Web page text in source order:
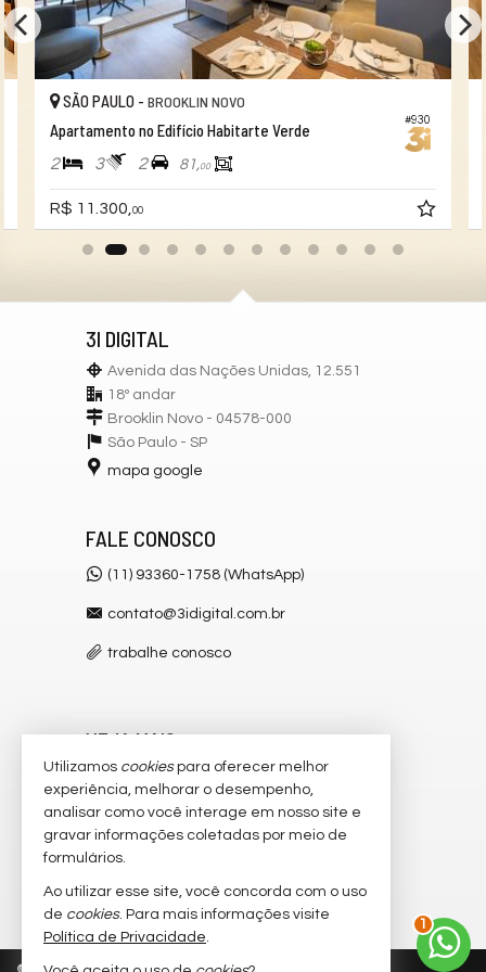
#930
SÃO PAULO - BROOKLIN NOVO
Apartamento no Edifício Habitarte Verde
2 3 2 81,00
R$ 11.300, 00
3I DIGITAL
Avenida das Nações Unidas, 12.551
18º andar
Brooklin Novo - 04578-000
São Paulo - SP
mapa google
FALE CONOSCO
(11) 93360-1758 (WhatsApp)
contato@3idigital.com.br
trabalhe conosco
VEJA MAIS
receba nosso newsletter
cadastre seu imóvel
imóveis favoritos
mapa de imóveis
Utilizamos cookiespara oferecer melhor
experiência, melhorar o desempenho,
analisar como você interage em nosso site e
gravar informações coletadas por meio de
formulários.
Ao utilizar esse site, você concorda com o uso
de cookies. Para mais informações visite
Política de Privacidade.